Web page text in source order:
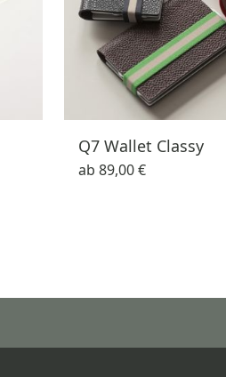
Q7 Wallet Classy
ab 89,00 €